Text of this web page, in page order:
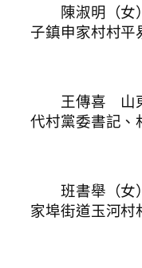
陳淑明（女
子鎮申家村村平
王傳喜 山東
代村黨委書記、
班書舉（女
家埠街道玉河村